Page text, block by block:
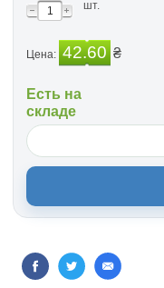
шт.
Цена: 42.60 ₴
Есть на
складе